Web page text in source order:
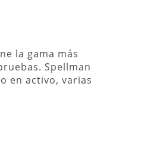
la gama más
Spellman
en activo, varias